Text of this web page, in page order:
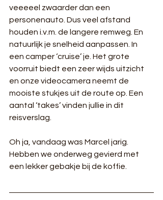
veeeeel zwaarder dan een
personenauto. Dus veel afstand
houden i.v.m. de langere remweg. En
natuurlijk je snelheid aanpassen. In
een camper ‘cruise’ je. Het grote
voorruit biedt een zeer wijds uitzicht
en onze videocamera neemt de
mooiste stukjes uit de route op. Een
aantal ‘takes’ vinden jullie in dit
reisverslag.
Oh ja, vandaag was Marcel jarig.
Hebben we onderweg gevierd met
een lekker gebakje bij de koffie.